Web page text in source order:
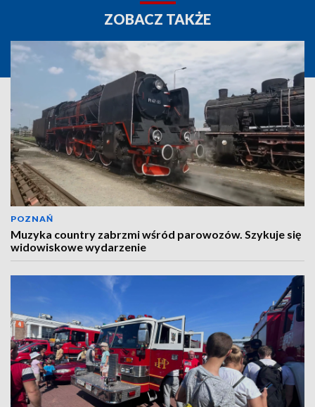
ZOBACZ TAKŻE
POZNAŃ
Muzyka country zabrzmi wśród parowozów. Szykuje się
widowiskowe wydarzenie